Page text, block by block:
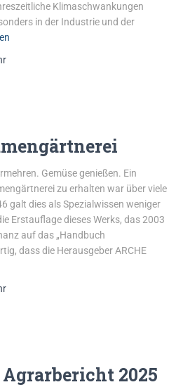
Klimaschwankungen
in der Industrie und der
Gemüse genießen. Ein
zu erhalten war über viele
galt dies als Spezialwissen weniger
Erstauflage dieses Werks, das 2003
auf das „Handbuch
dass die Herausgeber ARCHE
2025